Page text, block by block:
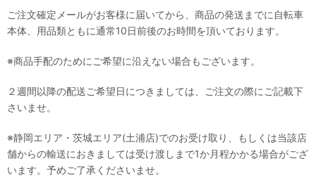
ご注文確定メールがお客様に届いてから、商品の発送までに自転車
本体、用品類ともに通常10日前後のお時間を頂いております。
※商品手配のためにご希望に沿えない場合もございます。
２週間以降の配送ご希望日につきましては、ご注文の際にご記載下
さいませ。
※静岡エリア・茨城エリア(土浦店)でのお受け取り、もしくは当該店
舗からの輸送におきましては受け渡しまで1か月程かかる場合がござ
います。予めご了承くださいませ。